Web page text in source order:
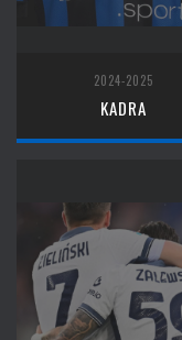
2024-2025
KADRA